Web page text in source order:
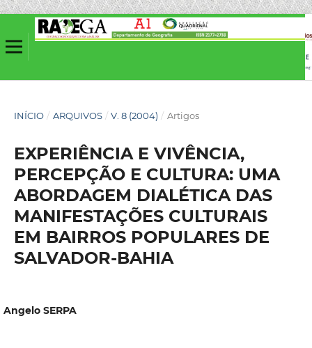
INÍCIO / ARQUIVOS / V. 8 (2004) / Artigos
EXPERIÊNCIA E VIVÊNCIA,
PERCEPÇÃO E CULTURA: UMA
ABORDAGEM DIALÉTICA DAS
MANIFESTAÇÕES CULTURAIS
EM BAIRROS POPULARES DE
SALVADOR-BAHIA
Angelo SERPA